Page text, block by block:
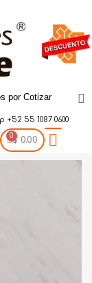
por Cotizar
+52 55 1087 0600
$ 0.00